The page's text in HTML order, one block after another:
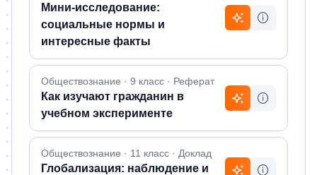
Мини-исследование:
социальные нормы и
интересные факты
Обществознание · 9 класс · Реферат
Как изучают гражданин в
учебном эксперименте
Обществознание · 11 класс · Доклад
Глобализация: наблюдение и